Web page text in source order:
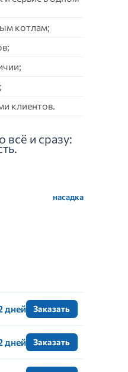
котлам;
клиентов.
и сразу:
насадка
дней Заказать
дней Заказать